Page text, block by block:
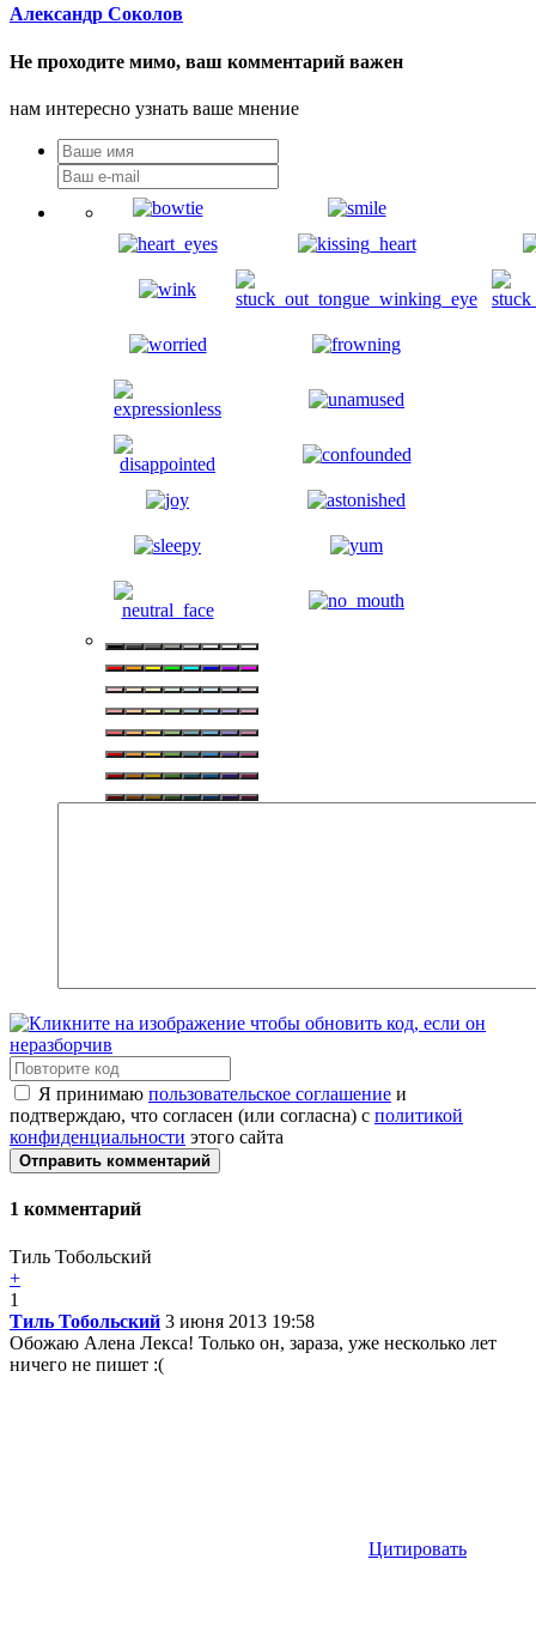
Александр Соколов
Не проходите мимо, ваш комментарий важен
нам интересно узнать ваше мнение
Я принимаю пользовательское соглашение и
подтверждаю, что согласен (или согласна) с политикой
конфиденциальности этого сайта
Отправить комментарий
1 комментарий
Тиль Тобольский
+
1
Тиль Тобольский 3 июня 2013 19:58
Обожаю Алена Лекса! Только он, зараза, уже несколько лет
ничего не пишет :(
Цитировать